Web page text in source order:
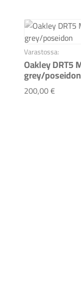
Varastossa:
Oakley DRT5
grey/poseidon
200,00 €Oakley